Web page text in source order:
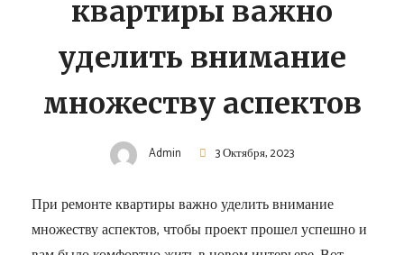
квартиры важно
уделить внимание
множеству аспектов
Admin 3 Октября, 2023
При ремонте квартиры важно уделить внимание
множеству аспектов, чтобы проект прошел успешно и